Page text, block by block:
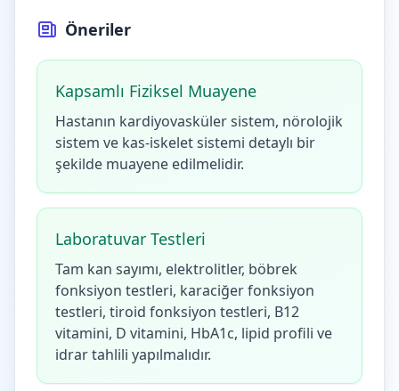
Öneriler
Kapsamlı Fiziksel Muayene
Hastanın kardiyovasküler sistem, nörolojik
sistem ve kas-iskelet sistemi detaylı bir
şekilde muayene edilmelidir.
Laboratuvar Testleri
Tam kan sayımı, elektrolitler, böbrek
fonksiyon testleri, karaciğer fonksiyon
testleri, tiroid fonksiyon testleri, B12
vitamini, D vitamini, HbA1c, lipid profili ve
idrar tahlili yapılmalıdır.